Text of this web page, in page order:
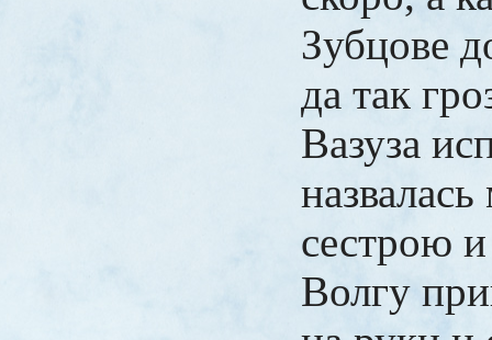
Зубцове
да так
Вазуза
сестрою
Волгу